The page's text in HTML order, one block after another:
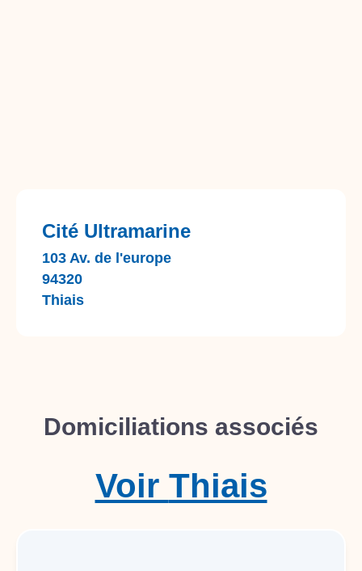
Cité Ultramarine
103 Av. de l'europe
94320
Thiais
Domiciliations associés
Thiais
Voir